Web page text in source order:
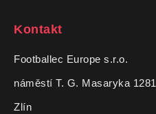
Kontakt
Footballec Europe s.r.o.
náměstí T. G. Masaryka 1281
Zlín